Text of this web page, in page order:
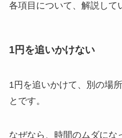
各項目について、解説して
1円を追いかけない
1円を追いかけて、別の場
とです。
なぜなら、時間のムダにな